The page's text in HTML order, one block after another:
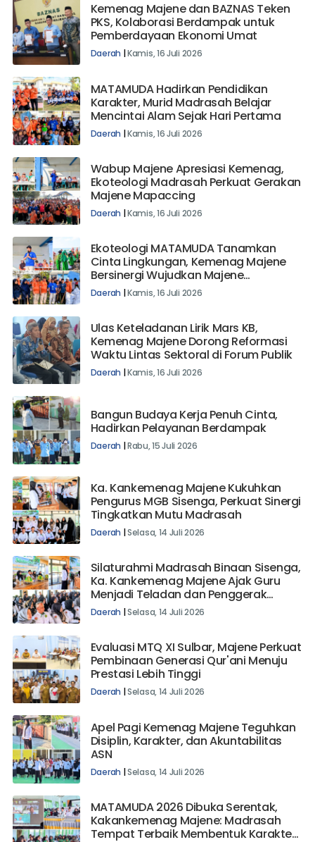
Kemenag Majene dan BAZNAS Teken
PKS, Kolaborasi Berdampak untuk
Pemberdayaan Ekonomi Umat
Daerah |Kamis, 16 Juli 2026
MATAMUDA Hadirkan Pendidikan
Karakter, Murid Madrasah Belajar
Mencintai Alam Sejak Hari Pertama
Daerah |Kamis, 16 Juli 2026
Wabup Majene Apresiasi Kemenag,
Ekoteologi Madrasah Perkuat Gerakan
Majene Mapaccing
Daerah |Kamis, 16 Juli 2026
Ekoteologi MATAMUDA Tanamkan
Cinta Lingkungan, Kemenag Majene
Bersinergi Wujudkan Majene
Mapaccing
Daerah |Kamis, 16 Juli 2026
Ulas Keteladanan Lirik Mars KB,
Kemenag Majene Dorong Reformasi
Waktu Lintas Sektoral di Forum Publik
Daerah |Kamis, 16 Juli 2026
Bangun Budaya Kerja Penuh Cinta,
Hadirkan Pelayanan Berdampak
Daerah |Rabu, 15 Juli 2026
Ka. Kankemenag Majene Kukuhkan
Pengurus MGB Sisenga, Perkuat Sinergi
Tingkatkan Mutu Madrasah
Daerah |Selasa, 14 Juli 2026
Silaturahmi Madrasah Binaan Sisenga,
Ka. Kankemenag Majene Ajak Guru
Menjadi Teladan dan Penggerak
Perubahan
Daerah |Selasa, 14 Juli 2026
Evaluasi MTQ XI Sulbar, Majene Perkuat
Pembinaan Generasi Qur'ani Menuju
Prestasi Lebih Tinggi
Daerah |Selasa, 14 Juli 2026
Apel Pagi Kemenag Majene Teguhkan
Disiplin, Karakter, dan Akuntabilitas
ASN
Daerah |Selasa, 14 Juli 2026
MATAMUDA 2026 Dibuka Serentak,
Kakankemenag Majene: Madrasah
Tempat Terbaik Membentuk Karakter